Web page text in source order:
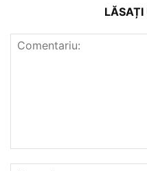
LĂSAȚI